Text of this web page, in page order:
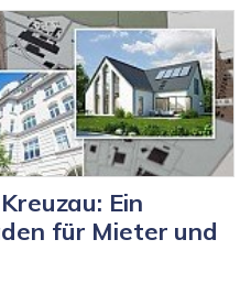
Ein
für Mieter und